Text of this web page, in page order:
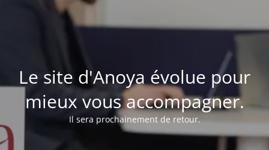
Le site d'Anoya évolue pour
mieux vous accompagner.
Il sera prochainement de retour.